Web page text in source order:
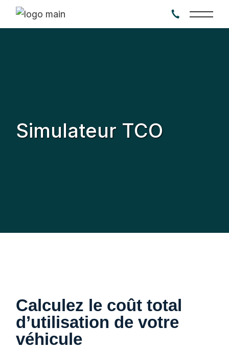
Simulateur TCO
Calculez le coût total
d’utilisation de votre
véhicule